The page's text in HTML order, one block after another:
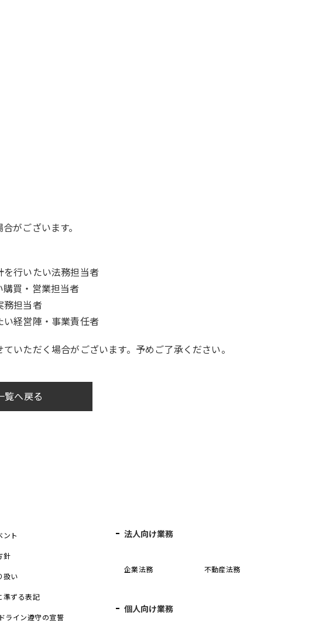
がございます。
を行いたい法務担当者
買・営業担当者
務担当者
い経営陣・事業責任者
いただく場合がございます。予めご了承ください。
覧へ戻る
ント
針
扱い
準ずる表記
ライン遵守の宣誓
法人向け業務
企業法務 不動産法務
個人向け業務